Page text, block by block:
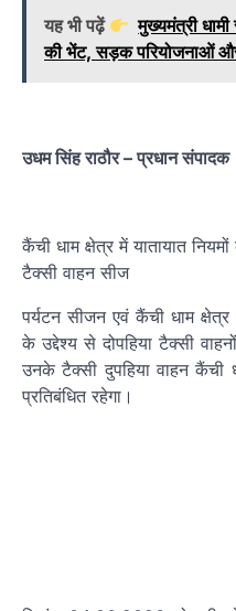
यह भी पढ़ें
मुख्यमंत्री
की भेंट, सड़क परियोजनाओं और
उधम सिंह राठौर – प्रधान संपादक
कैंची धाम क्षेत्र में यातायात
टैक्सी वाहन सीज
पर्यटन सीजन एवं कैंची धाम
के उद्देश्य से दोपहिया टैक्सी
उनके टैक्सी दुपहिया वाहन कैंची
प्रतिबंधित रहेगा।